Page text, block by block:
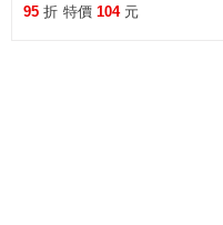
95 折 特價 104 元